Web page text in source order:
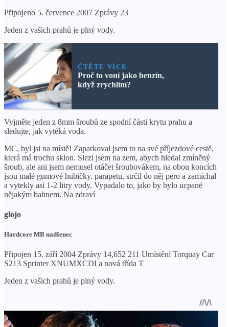
Připojeno 5. července 2007 Zprávy 23
Jeden z vašich prahů je plný vody.
ČTĚTE VÍCE
Proč to voní jako benzín,
když zrychlím?
Vyjměte jeden z 8mm šroubů ze spodní části krytu prahu a
sledujte, jak vytéká voda.
MC, byl jsi na místě! Zaparkoval jsem to na své příjezdové cestě,
která má trochu sklon. Slezl jsem na zem, abych hledal zmíněný
šroub, ale ani jsem nemusel otáčet šroubovákem, na obou koncích
jsou malé gumové hubičky. parapetu, strčil do něj pero a zamíchal
a vytekly asi 1-2 litry vody. Vypadalo to, jako by bylo ucpané
nějakým bahnem. Na zdraví
glojo
Hardcore MB nadšenec
Připojen 15. září 2004 Zprávy 14,652 211 Umístění Torquay Car
S213 Sprinter XNUMXCDI a nová třída T
Jeden z vašich prahů je plný vody.